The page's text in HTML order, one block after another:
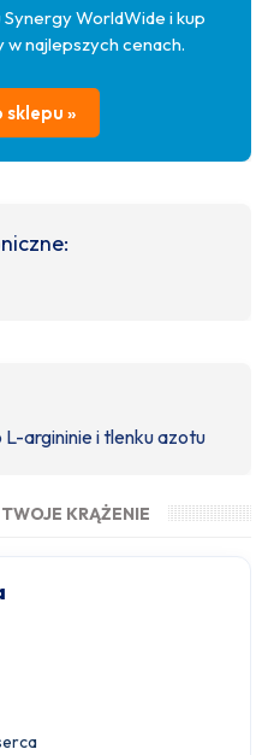
WorldWide i kup
najlepszych cenach.
sklepu »
argininie i tlenku azotu
KRĄŻENIE